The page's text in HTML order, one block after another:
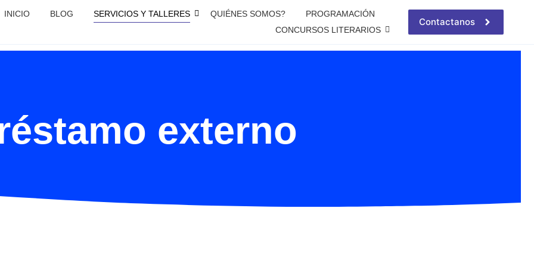
INICIO BLOG SERVICIOS Y TALLERES QUIÉNES SOMOS?
PROGRAMACIÓN
CONCURSOS LITERARIOS
Contactanos
externo